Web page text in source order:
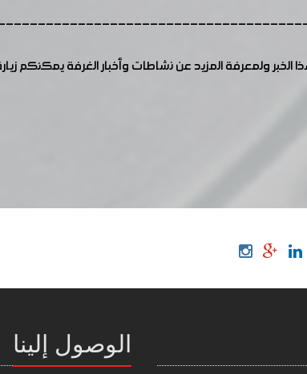
الخبر ولمعرفة المزيد عن نشاطات وأخبار الغرفة يمكنكم
الوصول إلينا